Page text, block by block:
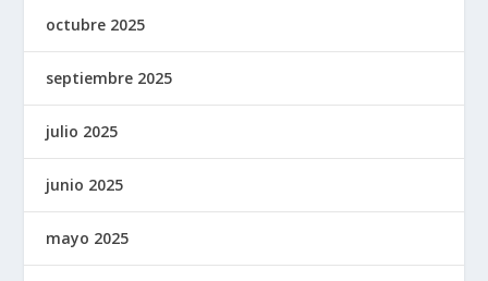
octubre 2025
septiembre 2025
julio 2025
junio 2025
mayo 2025